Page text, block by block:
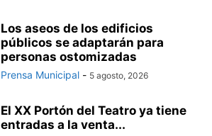
Los aseos de los edificios
públicos se adaptarán para
personas ostomizadas
Prensa Municipal - 5 agosto, 2026
El XX Portón del Teatro ya tiene
entradas a la venta...